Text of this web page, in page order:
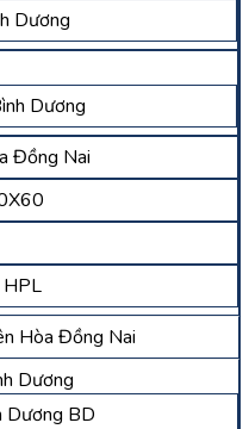
Dương
Dương
Đồng Nai
HPL
Hòa Đồng Nai
Dương
Dương BD